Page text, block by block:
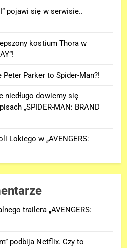
pojawi się w serwisie..
kostium Thora w
Peter Parker to Spider-Man?!
niedługo dowiemy się
„SPIDER-MAN: BRAND
Lokiego w „AVENGERS:
trailera „AVENGERS:
podbija Netflix. Czy to